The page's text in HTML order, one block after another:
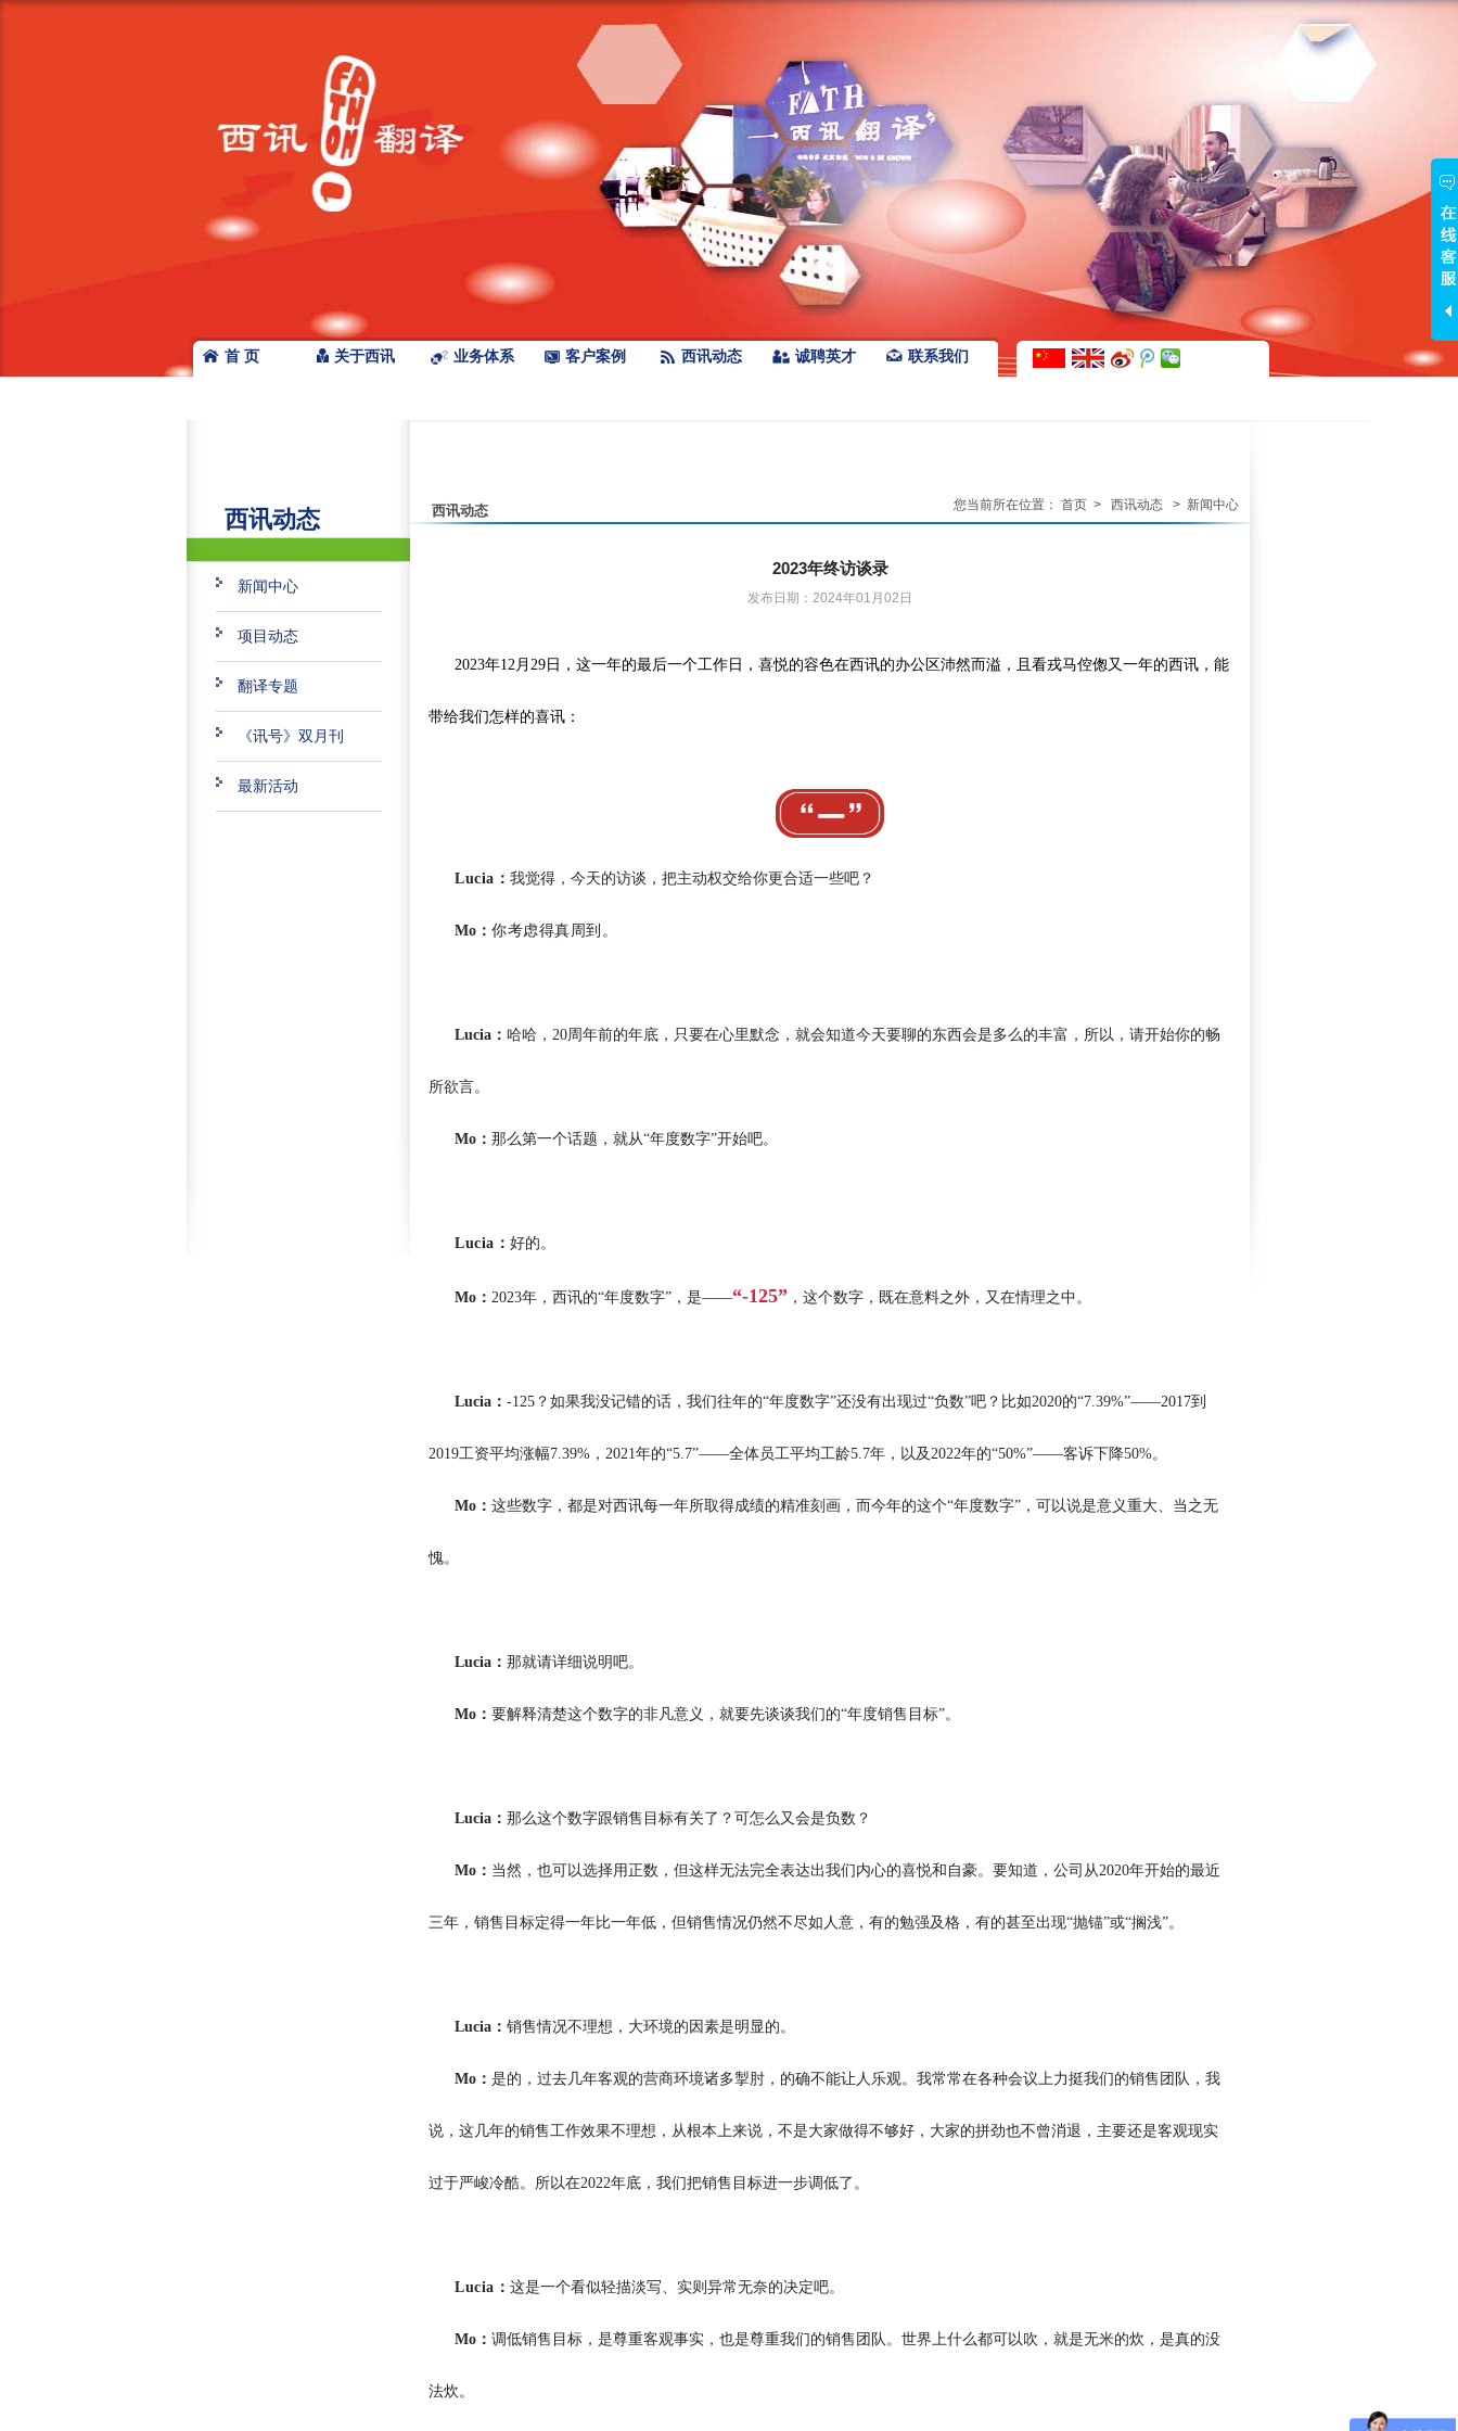
首 页 关于西讯 业务体系 客户案例 西讯动态 诚聘英才 联系我们
西讯动态
新闻中心
项目动态
翻译专题
《讯号》双月刊
最新活动
西讯动态 您当前所在位置： 首页 > 西讯动态 > 新闻中心
2023年终访谈录
发布日期：2024年01月02日
2023年12月29日，这一年的最后一个工作日，喜悦的容色在西讯的办公区沛然而溢，且看戎马倥偬又一年的西讯，能
带给我们怎样的喜讯：
Lucia：我觉得，今天的访谈，把主动权交给你更合适一些吧？
Mo： 你考虑得真周到。
Lucia： 哈哈，20周年前的年底，只要在心里默念，就会知道今天要聊的东西会是多么的丰富，所以，请开始你的畅
所欲言。
Mo： 那么第一个话题，就从“年度数字”开始吧。
Lucia：好的。
Mo： 2023年，西讯的“年度数字”，是——“-125” ，这个数字，既在意料之外，又在情理之中。
Lucia： -125？如果我没记错的话，我们往年的“年度数字”还没有出现过“负数”吧？比如2020的“7.39%”——2017到
2019工资平均涨幅7.39%，2021年的“5.7”——全体员工平均工龄5.7年，以及2022年的“50%”——客诉下降50%。
Mo： 这些数字，都是对西讯每一年所取得成绩的精准刻画，而今年的这个“年度数字”，可以说是意义重大、当之无
愧。
Lucia： 那就请详细说明吧。
Mo： 要解释清楚这个数字的非凡意义，就要先谈谈我们的“年度销售目标”。
Lucia： 那么这个数字跟销售目标有关了？可怎么又会是负数？
Mo： 当然，也可以选择用正数，但这样无法完全表达出我们内心的喜悦和自豪。要知道，公司从2020年开始的最近
三年，销售目标定得一年比一年低，但销售情况仍然不尽如人意，有的勉强及格，有的甚至出现“抛锚”或“搁浅”。
Lucia： 销售情况不理想，大环境的因素是明显的。
Mo： 是的，过去几年客观的营商环境诸多掣肘，的确不能让人乐观。我常常在各种会议上力挺我们的销售团队，我
说，这几年的销售工作效果不理想，从根本上来说，不是大家做得不够好，大家的拼劲也不曾消退，主要还是客观现实
过于严峻冷酷。所以在2022年底，我们把销售目标进一步调低了。
Lucia：这是一个看似轻描淡写、实则异常无奈的决定吧。
Mo： 调低销售目标，是尊重客观事实，也是尊重我们的销售团队。世界上什么都可以吹，就是无米的炊，是真的没
法炊。